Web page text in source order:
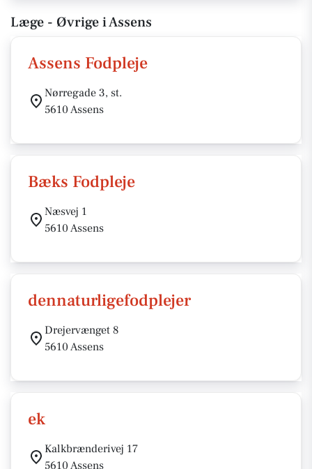
Læge - Øvrige i Assens
Assens Fodpleje
Nørregade 3, st.
5610 Assens
Bæks Fodpleje
Næsvej 1
5610 Assens
dennaturligefodplejer
Drejervænget 8
5610 Assens
ek
Kalkbrænderivej 17
5610 Assens